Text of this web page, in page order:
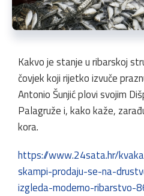
Kakvo je stanje u ribarskoj
čovjek koji rijetko izvuče
Antonio Šunjić plovi svojim
Palagruže i, kako kaže,
kora.
https://www.24sata.hr/
skampi-prodaju-se-na-
izgleda-moderno-ribarstvo-